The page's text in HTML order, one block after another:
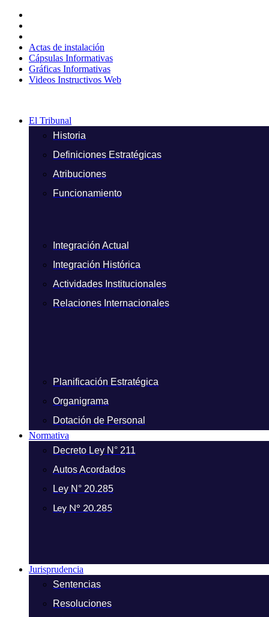
contenido
Actas de instalación
Cápsulas Informativas
Gráficas Informativas
Videos Instructivos Web
El Tribunal
Historia
Definiciones Estratégicas
Atribuciones
Funcionamiento
Integración Actual
Integración Histórica
Actividades Institucionales
Relaciones Internacionales
Planificación Estratégica
Organigrama
Dotación de Personal
Normativa
Decreto Ley N° 211
Autos Acordados
Ley N° 20.285
Ley N° 20.285
Jurisprudencia
Sentencias
Resoluciones